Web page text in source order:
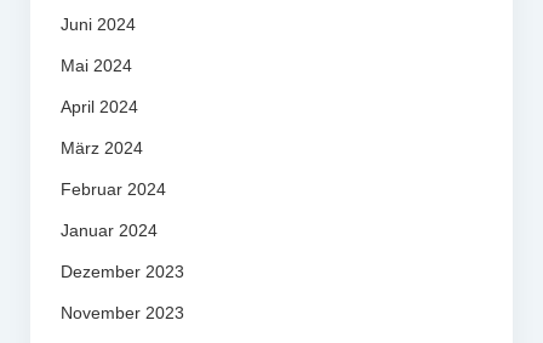
Juni 2024
Mai 2024
April 2024
März 2024
Februar 2024
Januar 2024
Dezember 2023
November 2023